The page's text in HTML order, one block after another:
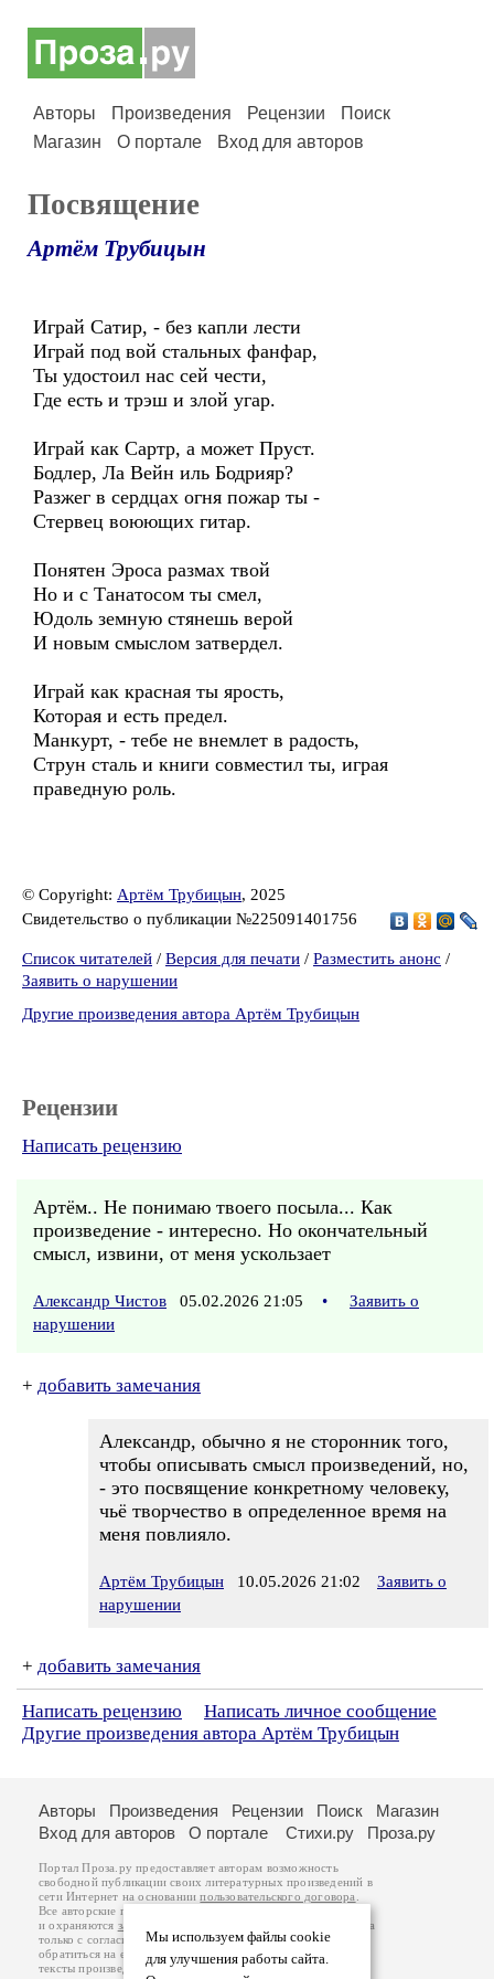
Авторы Произведения Рецензии
Поиск
Магазин
О портале Вход для авторов
Посвящение
Артём Трубицын
Играй Сатир, - без капли лести
Играй под вой стальных фанфар,
Ты удостоил нас сей чести,
Где есть и трэш и злой угар.
Играй как Сартр, а может Пруст.
Бодлер, Ла Вейн иль Бодрияр?
Разжег в сердцах огня пожар ты -
Стервец воюющих гитар.
Понятен Эроса размах твой
Но и с Танатосом ты смел,
Юдоль земную стянешь верой
И новым смыслом затвердел.
Играй как красная ты ярость,
Которая и есть предел.
Манкурт, - тебе не внемлет в радость,
Струн сталь и книги совместил ты, играя
праведную роль.
© Copyright: Артём Трубицын, 2025
Свидетельство о публикации №225091401756
Список читателей / Версия для печати / Разместить анонс /
Заявить о нарушении
Другие произведения автора Артём Трубицын
Рецензии
Написать рецензию
Артём.. Не понимаю твоего посыла... Как
произведение - интересно. Но окончательный
смысл, извини, от меня ускользает
Александр Чистов 05.02.2026 21:05 •
Заявить о
нарушении
+ добавить замечания
Александр, обычно я не сторонник того,
чтобы описывать смысл произведений, но,
- это посвящение конкретному человеку,
чьё творчество в определенное время на
меня повлияло.
Артём Трубицын 10.05.2026 21:02
Заявить о
нарушении
+ добавить замечания
Написать рецензию
Написать личное сообщение
Другие произведения автора Артём Трубицын
Мы используем файлы cookie
для улучшения работы сайта.
Авторы Произведения Рецензии Поиск
Магазин
Вход для авторов
О портале Стихи.ру Проза.ру
Портал Проза.ру предоставляет авторам возможность
свободной публикации своих литературных произведений в
сети Интернет на основаниипользовательского договора
Все авторские права на произведения принадлежат авторам
и охраняются законом
. Перепечатка произведений возможна
только с согласия его автора, к которому вы можете
обратиться на его авторской странице. Ответственность за
тексты произведений авторы несут самостоятельно на